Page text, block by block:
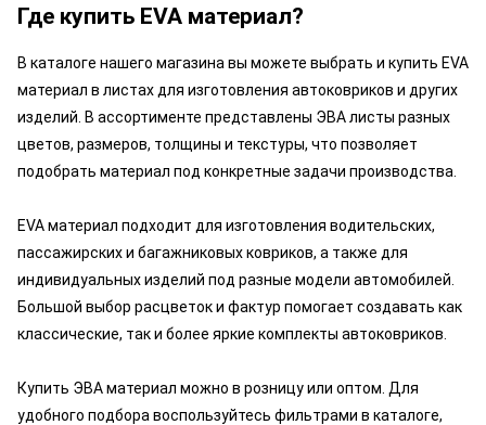
Где купить EVA материал?
В каталоге нашего магазина вы можете выбрать и купить EVA
материал в листах для изготовления автоковриков и других
изделий. В ассортименте представлены ЭВА листы разных
цветов, размеров, толщины и текстуры, что позволяет
подобрать материал под конкретные задачи производства.
EVA материал подходит для изготовления водительских,
пассажирских и багажниковых ковриков, а также для
индивидуальных изделий под разные модели автомобилей.
Большой выбор расцветок и фактур помогает создавать как
классические, так и более яркие комплекты автоковриков.
Купить ЭВА материал можно в розницу или оптом. Для
удобного подбора воспользуйтесь фильтрами в каталоге,